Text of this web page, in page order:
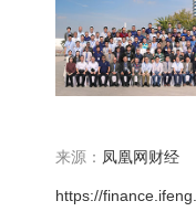
来源： 凤凰网财经
https://